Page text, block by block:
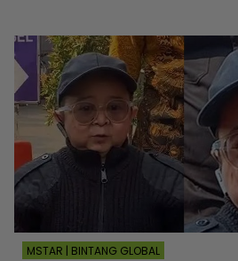
MSTAR | BINTANG GLOBAL